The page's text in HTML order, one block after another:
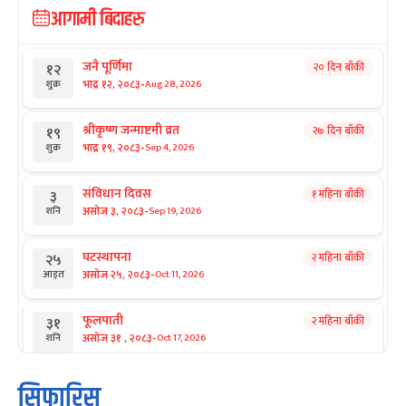
आगामी बिदाहरु
१२
शुक्र
जनै पूर्णिमा
भाद्र १२, २०८३-Aug 28, 2026
२० दिन बाँकी
१९
शुक्र
श्रीकृष्ण जन्माष्टमी व्रत
भाद्र १९, २०८३-Sep 4, 2026
२७ दिन बाँकी
३
शनि
संविधान दिवस
असोज ३, २०८३-Sep 19, 2026
१ महिना बाँकी
२५
आइत
घटस्थापना
असोज २५, २०८३-Oct 11, 2026
२ महिना बाँकी
३१
शनि
फूलपाती
असोज ३१ , २०८३-Oct 17, 2026
२ महिना बाँकी
१
आइत
कार्तिक सङ्क्रान्ति
कार्तिक १, २०८३